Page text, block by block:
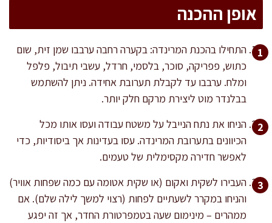
אופן ההכנה
התחילו בהכנת המרינדה: בקערה רחבה ערבבו שמן זית, שום
כתוש, פפריקה, סוכר, בלסמי, חרדל, עשבי תיבול, פלפל
ומלח. ערבבו עד לקבלת תערובת אחידה. ניתן להשתמש
בבלנדר מוט ליצירת מרקם חלק יותר.
הניחו את נתח הנייבל על משטח עבודה ועסו אותו מכל
הכיוונים בתערובת המרינדה. עסו בעדינות אך ביסודיות, כדי
לאפשר חדירה מקסימלית של טעמים.
העבירו לשקית ואקום (או שקית אטומה עם כמה שפחות אוויר)
והניחו במקרר לשעתיים לפחות (רצוי למשך לילה שלם). אם
ממהרים – מינימום שעה בטמפרטורת החדר, אך זה יפגע